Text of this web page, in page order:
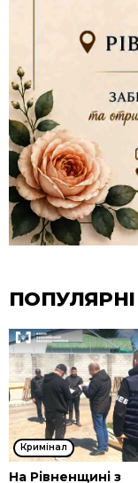
ПОПУЛЯРНІ
Кримінал
На Рівненщині з